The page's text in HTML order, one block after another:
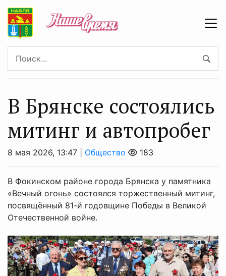
В Брянске состоялись
митинг и автопробег
8 мая 2026, 13:47 | Общество 183
В Фокинском районе города Брянска у памятника
«Вечный огонь» состоялся торжественный митинг,
посвящённый 81-й годовщине Победы в Великой
Отечественной войне.